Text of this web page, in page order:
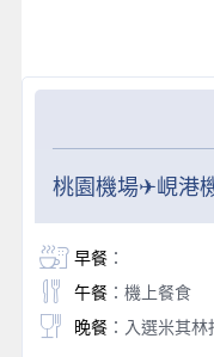
桃園機場✈峴港
早餐：
午餐：機上餐食
晚餐：入選米其林